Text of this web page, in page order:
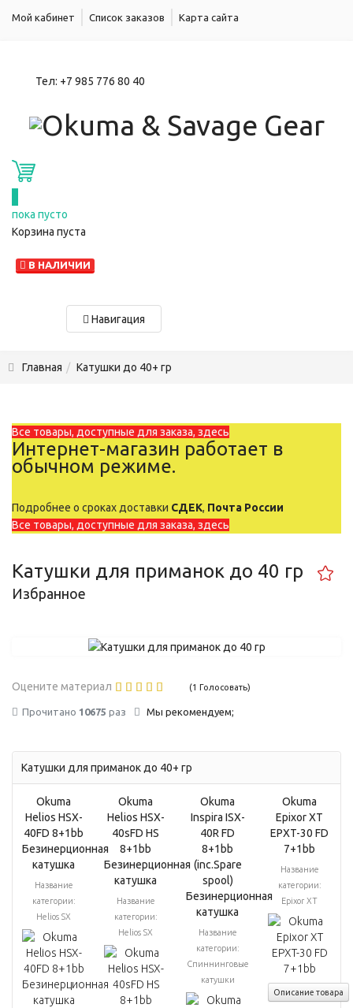
Мой кабинет Список заказов Карта сайта
Тел: +7 985 776 80 40
пока пусто
Корзина пуста
В НАЛИЧИИ
Навигация
Главная Катушки до 40+ гр
Все товары, доступные для заказа, здесь
Интернет-магазин работает в
обычном режиме.
Подробнее о сроках доставки СДЕК, Почта России
Все товары, доступные для заказа, здесь
Катушки для приманок до 40 гр
Избранное
Оцените материал (1 Голосовать)
Прочитано 10675 раз Мы рекомендуем;
Катушки для приманок до 40+ гр
Okuma
Helios HSX-
40FD 8+1bb
Безинерционная
катушка
Название
категории:
Helios SX
Okuma
Helios HSX-
40sFD HS
8+1bb
Безинерционная
катушка
Название
категории:
Helios SX
Okuma
Inspira ISX-
40R FD
8+1bb
(inc.Spare
spool)
Безинерционная
катушка
Название
категории:
Спиннинговые
катушки
Okuma
Epixor XT
EPXT-30 FD
7+1bb
Название
категории:
Epixor XT
Описание товара